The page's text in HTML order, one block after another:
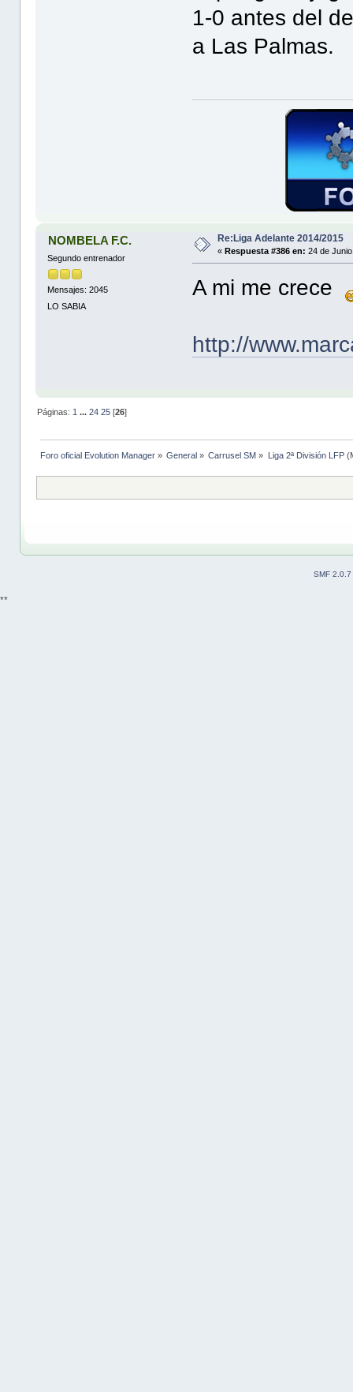
1-0 antes del
a Las Palmas.
NOMBELA F.C.
Segundo entrenador
Mensajes: 2045
LO SABIA
Re:Liga Adelante 2014/2015
«Respuesta #386 en: 24 de
A mi me crece
http://
Páginas: 1 ... 24 25[26]
Foro oficial Evolution Manager» General » Carrusel SM » Liga 2ª División LFP
SMF 2.0.7
**